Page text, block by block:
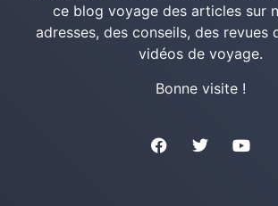
ce blog voyage des articles sur
adresses, des conseils, des revues
vidéos de voyage.
Bonne visite !